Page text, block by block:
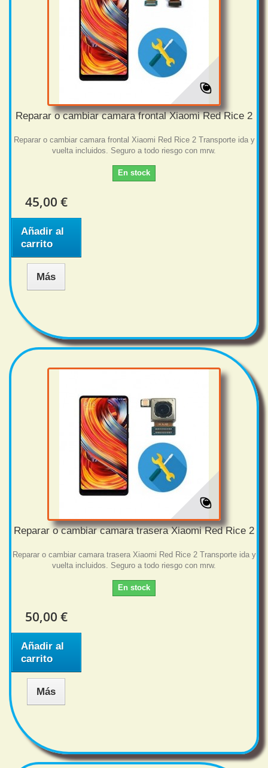
Reparar o cambiar camara frontal Xiaomi Red Rice 2
Reparar o cambiar camara frontal Xiaomi Red Rice 2 Transporte ida y
vuelta incluidos. Seguro a todo riesgo con mrw.
En stock
45,00 €
Añadir al
carrito
Más
Reparar o cambiar camara trasera Xiaomi Red Rice 2
Reparar o cambiar camara trasera Xiaomi Red Rice 2 Transporte ida y
vuelta incluidos. Seguro a todo riesgo con mrw.
En stock
50,00 €
Añadir al
carrito
Más